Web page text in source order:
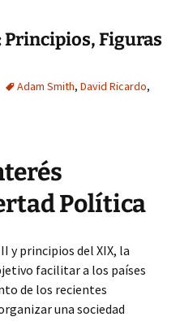
Figuras
Adam Smith, David Ricardo,
Política
y principios del XIX, la
facilitar a los países
de los recientes
una sociedad